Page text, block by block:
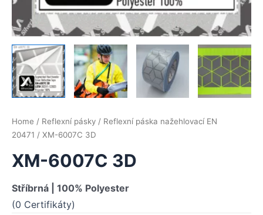
Home / Reflexní pásky / Reflexní páska nažehlovací EN
20471 / XM-6007C 3D
XM-6007C 3D
Stříbrná | 100% Polyester
(0 Certifikáty)